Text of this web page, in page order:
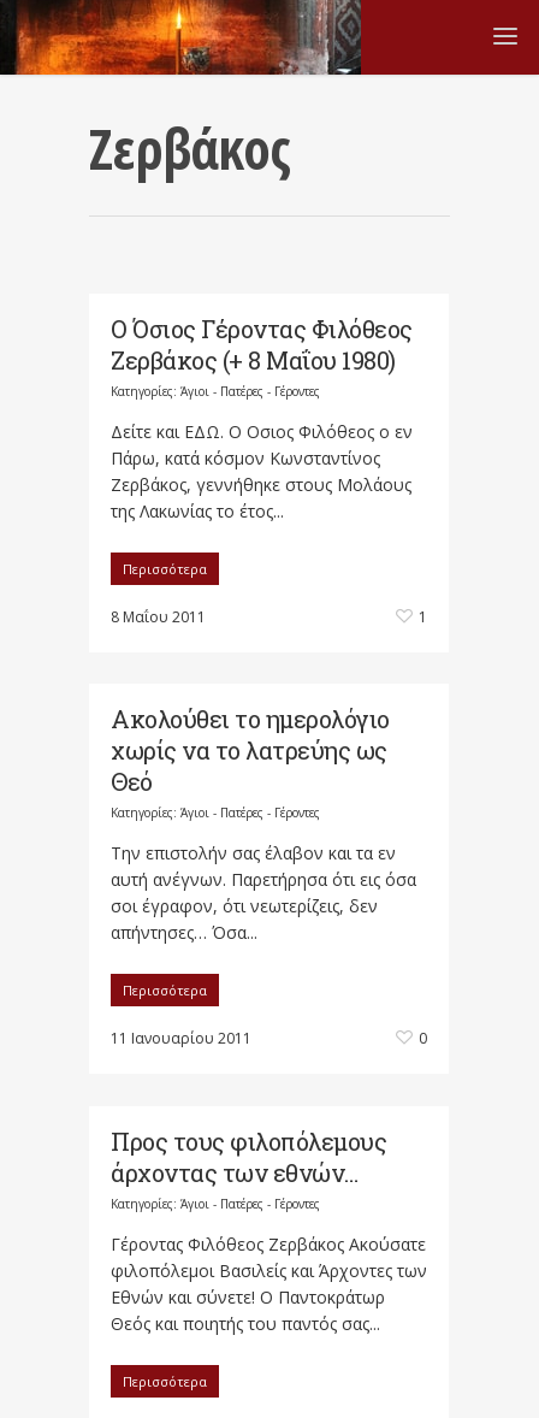
Ζερβάκος
Ο Όσιος Γέροντας Φιλόθεος
Ζερβάκος (+ 8 Μαΐου 1980)
Κατηγορίες: Άγιοι - Πατέρες - Γέροντες
Δείτε και ΕΔΩ. Ο Οσιος Φιλόθεος ο εν
Πάρω, κατά κόσμον Κωνσταντίνος
Ζερβάκος, γεννήθηκε στους Μολάους
της Λακωνίας το έτος...
Περισσότερα
8 Μαΐου 2011 1
Ακολούθει το ημερολόγιο
χωρίς να το λατρεύης ως
Θεό
Κατηγορίες: Άγιοι - Πατέρες - Γέροντες
Την επιστολήν σας έλαβον και τα εν
αυτή ανέγνων. Παρετήρησα ότι εις όσα
σοι έγραφον, ότι νεω­τερίζεις, δεν
απήντησες… Όσα...
Περισσότερα
11 Ιανουαρίου 2011 0
Προς τους φιλοπόλεμους
άρχοντας των εθνών…
Κατηγορίες: Άγιοι - Πατέρες - Γέροντες
Γέροντας Φιλόθεος Ζερβάκος Ακούσατε
φιλοπόλεμοι Βασιλείς και Άρχοντες των
Εθνών και σύνετε! Ο Παντοκράτωρ
Θεός και ποιητής του παντός σας...
Περισσότερα